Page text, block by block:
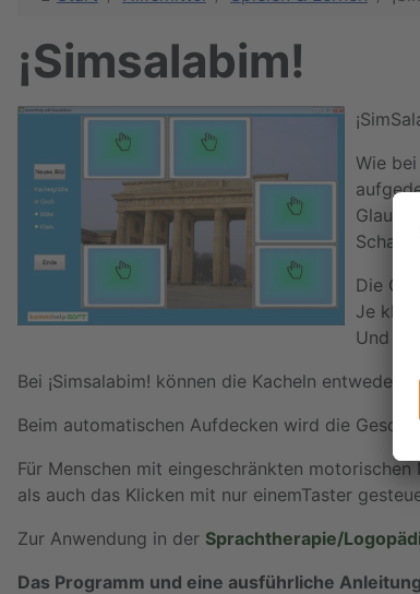
¡Simsalabim!
Wie
Glaubt
Die
Je
Und
Bei ¡Simsalabim! können die Kacheln entweder
Beim automatischen Aufdecken wird die
Für Menschen mit eingeschränkten
als auch das Klicken mit nur einemTaster
Zur Anwendung in der Sprachtherapie/
Das Programm und eine ausführliche